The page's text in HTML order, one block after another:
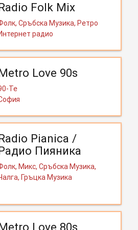
Folk Mix
Сръбска Музика, Ретро
радио
Love 90s
Те
Pianica /
Пияника
Микс, Сръбска Музика,
Гръцка Музика
Love 80s